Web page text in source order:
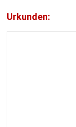
Urkunden: